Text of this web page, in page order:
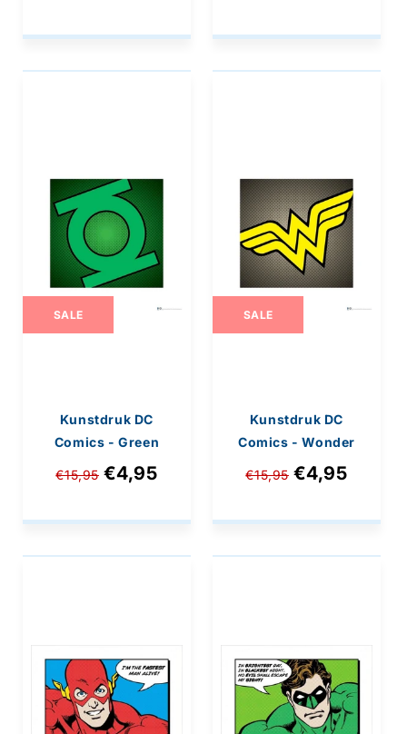
Kunstdruk DC
Comics - Green
Lantern - Symbol
40x40cm
SALE
€15,95 €4,95
Kunstdruk DC
Comics - Wonder
Woman - Symbol
40x40cm
SALE
€15,95 €4,95